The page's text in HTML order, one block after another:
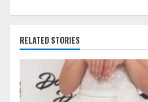
R
a
RELATED STORIES